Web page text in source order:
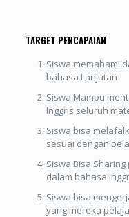
TARGET PENCAPAIAN
Siswa memahami
bahasa Lanjutan
Siswa Mampu
Inggris seluruh
Siswa bisa
sesuai dengan
Siswa Bisa
dalam bahasa
Siswa bisa
yang mereka